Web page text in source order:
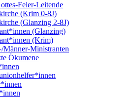
Feier-Leitende
(Krim 0-8J)
(Glanzing 2-8J)
(Glanzing)
(Krim)
Männer-Ministranten
Ökumene